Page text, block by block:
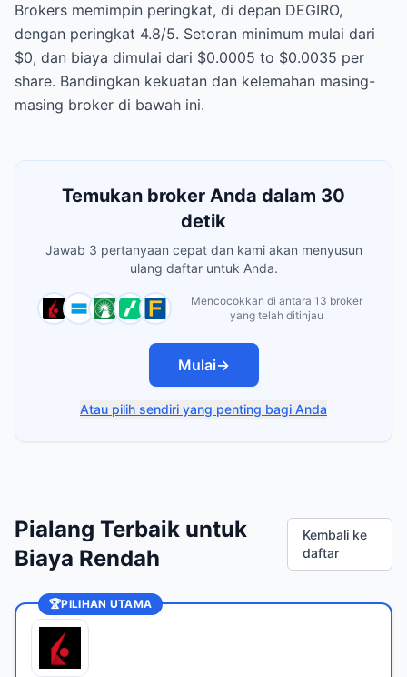
Brokers memimpin peringkat, di depan DEGIRO,
dengan peringkat 4.8/5. Setoran minimum mulai dari
$0, dan biaya dimulai dari $0.0005 to $0.0035 per
share. Bandingkan kekuatan dan kelemahan masing-
masing broker di bawah ini.
Temukan broker Anda dalam 30
detik
Jawab 3 pertanyaan cepat dan kami akan menyusun
ulang daftar untuk Anda.
Mencocokkan di antara 13 broker
yang telah ditinjau
Mulai→
Atau pilih sendiri yang penting bagi Anda
Pialang Terbaik untuk
Biaya Rendah
Kembali ke
daftar
🏆PILIHAN UTAMA